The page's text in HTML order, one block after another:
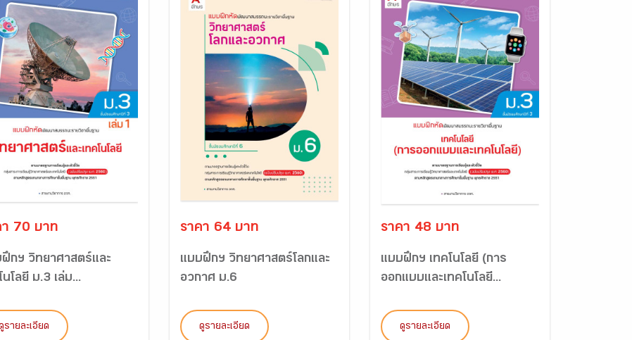
า 70 บาท
กฯ วิทยาศาสตร์และ
นโลยี ม.3 เล่ม...
รายละเอียด
ราคา 64 บาท
แบบฝึกฯ วิทยาศาสตร์โลกและ
อวกาศ ม.6
ดูรายละเอียด
ราคา 48 บาท
แบบฝึกฯ เทคโนโลยี (การ
ออกแบบและเทคโนโลยี...
ดูรายละเอียด